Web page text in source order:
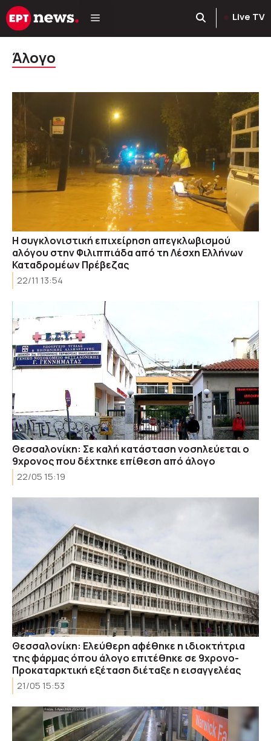
Μετάβαση
σε
Live TV
Άλογο
Η συγκλονιστική επιχείρηση απεγκλωβισμού
αλόγου στην Φιλιππιάδα από τη Λέσχη Ελλήνων
Καταδρομέων Πρέβεζας
22/11 13:54
Θεσσαλονίκη: Σε καλή κατάσταση νοσηλεύεται ο
9χρονος που δέχτηκε επίθεση από άλογο
22/05 15:19
Θεσσαλονίκη: Ελεύθερη αφέθηκε η ιδιοκτήτρια
της φάρμας όπου άλογο επιτέθηκε σε 9χρονο-
Προκαταρκτική εξέταση διέταξε η εισαγγελέας
21/05 15:53